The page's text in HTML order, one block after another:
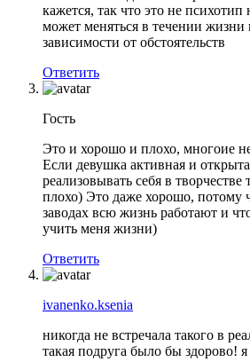
кажется, так что это не
может меняться в течении жизни
зависимости от обстоятельств
Ответить
Гость
Это и хорошо и плохо, многоие
Если девушка активная и
реализовывать себя в
плохо) Это даже хорошо, потому
заводах всю жизнь работают и
учить меня жизни)
Ответить
ivanenko.ksenia
никогда не встречала такого в
такая подруга было бы здорово!